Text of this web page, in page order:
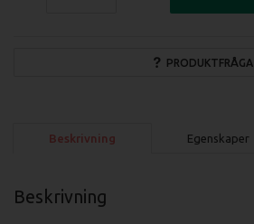
PRODUKTFRÅGA
Beskrivning Egenskaper
Beskrivning